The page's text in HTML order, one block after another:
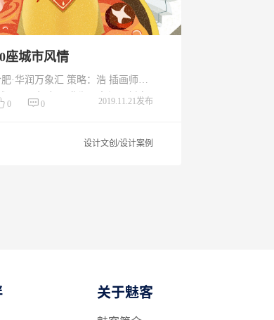
座城市风情
·华润万象汇 策略：浩 插画师：
：2019年合肥·华润万象汇以新春
H5互动的时候，可以听到来自不
0 0 2019.11.21发布
设计文创/设计案例
关于魅客